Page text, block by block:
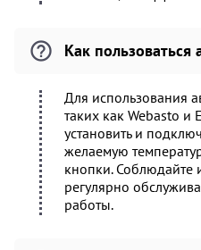
Как пользоваться
Для использования
таких как Webasto и
установить и
желаемую
кнопки. Соблюдайте
регулярно
работы.